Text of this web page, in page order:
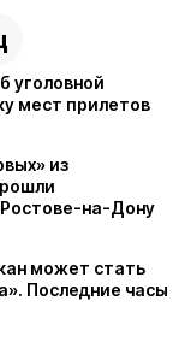
уголовной
мест прилетов
из
на-Дону
может стать
Последние часы